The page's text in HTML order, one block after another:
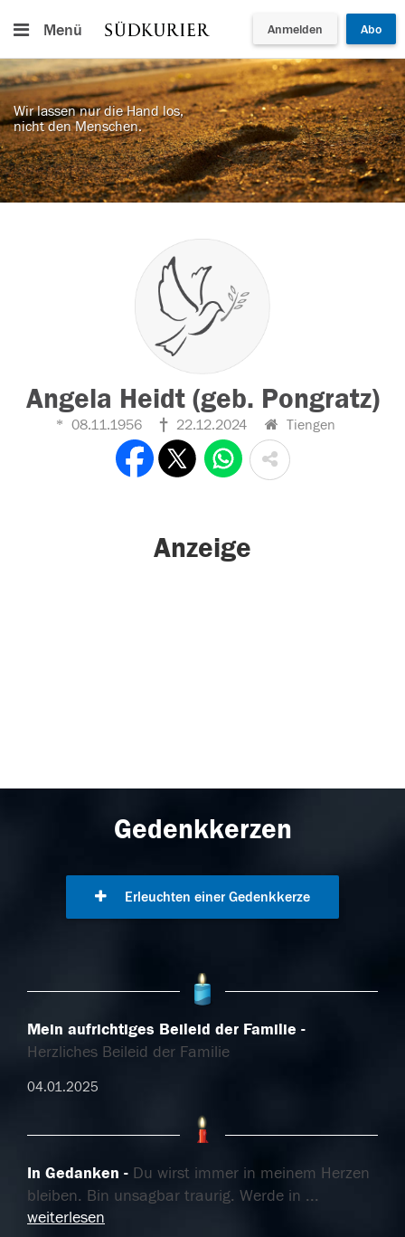
Menü Anmelden Abo
Wir lassen nur die Hand los,
nicht den Menschen.
Angela Heidt (geb. Pongratz)
08.11.1956 22.12.2024 Tiengen
Anzeige
Gedenkkerzen
Erleuchten einer Gedenkkerze
Mein aufrichtiges Beileid der Familie
Herzliches Beileid der Familie
04.01.2025
In Gedanken
Du wirst immer in meinem Herzen
bleiben. Bin unsagbar traurig. Werde in ...
weiterlesen